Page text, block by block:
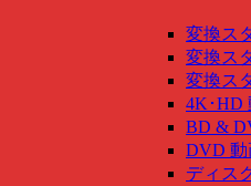
変換ス
変換ス
変換ス
4K･HD
BD &
DVD 動
ディス